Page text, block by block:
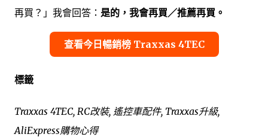
再買？」我會回答： 是的，我會再買／推薦再買。
查看今日暢銷榜 Traxxas 4TEC
標籤
Traxxas 4TEC, RC改裝, 遙控車配件, Traxxas升級,
AliExpress購物心得